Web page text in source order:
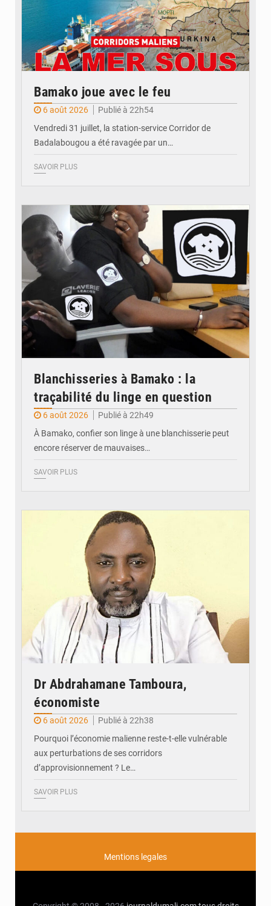
Bamako joue avec le feu
6 août 2026
Publié à 22h54
Vendredi 31 juillet, la station-service Corridor de
Badalabougou a été ravagée par un…
SAVOIR PLUS
Blanchisseries à Bamako : la
traçabilité du linge en question
6 août 2026
Publié à 22h49
À Bamako, confier son linge à une blanchisserie peut
encore réserver de mauvaises…
SAVOIR PLUS
Dr Abdrahamane Tamboura,
économiste
6 août 2026
Publié à 22h38
Pourquoi l’économie malienne reste-t-elle vulnérable
aux perturbations de ses corridors
d’approvisionnement ? Le…
SAVOIR PLUS
Mentions legales